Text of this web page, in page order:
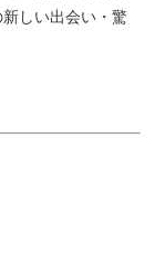
しい出会い・驚